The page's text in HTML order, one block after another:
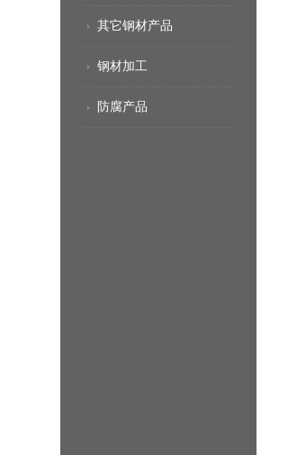
其它钢材产品
钢材加工
防腐产品